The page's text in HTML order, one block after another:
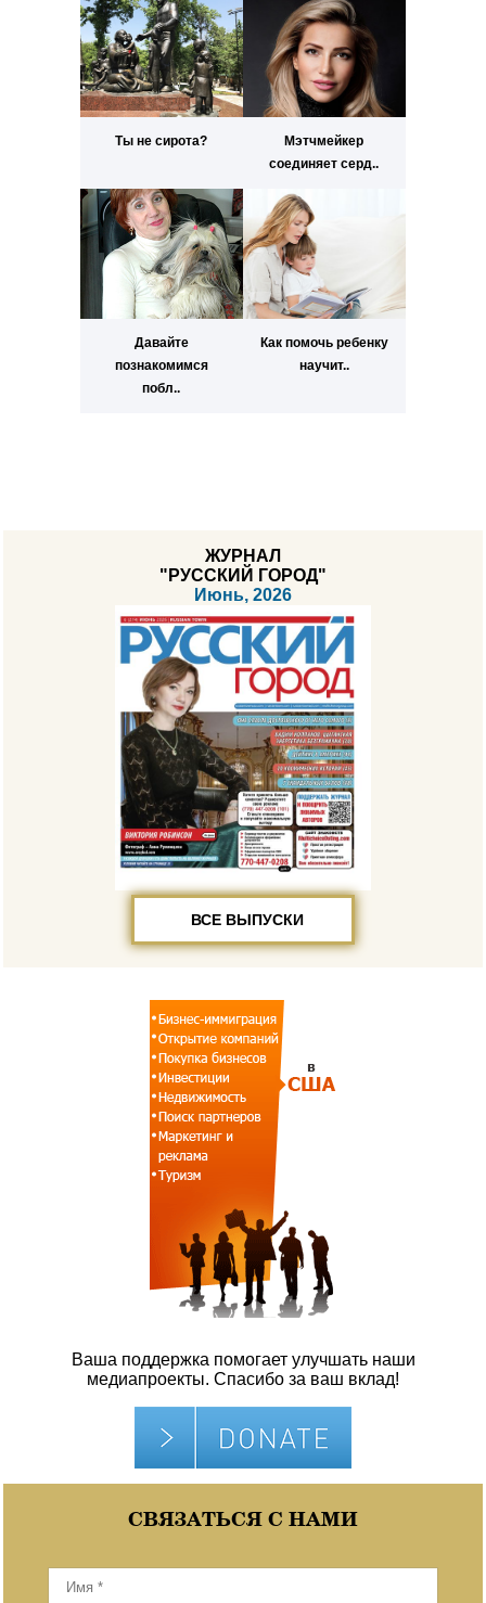
Ты не сирота?
Мэтчмейкер
соединяет серд..
Давайте
познакомимся
побл..
Как помочь ребенку
научит..
ЖУРНАЛ
"РУССКИЙ ГОРОД"
Июнь, 2026
ВСЕ ВЫПУСКИ
Ваша поддержка помогает улучшать наши
медиапроекты. Спасибо за ваш вклад!
СВЯЗАТЬСЯ С НАМИ